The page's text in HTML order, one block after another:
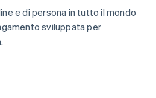
e di persona in tutto il mondo
sviluppata per